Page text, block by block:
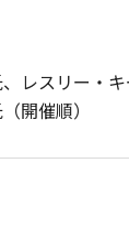
レスリー・
開催順）